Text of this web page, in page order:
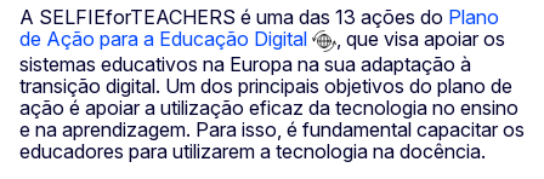
A SELFIEforTEACHERS é uma das 13 ações do Plano
de Ação para a Educação Digital
, que visa apoiar os
sistemas educativos na Europa na sua adaptação à
transição digital. Um dos principais objetivos do plano de
ação é apoiar a utilização eficaz da tecnologia no ensino
e na aprendizagem. Para isso, é fundamental capacitar os
educadores para utilizarem a tecnologia na docência.